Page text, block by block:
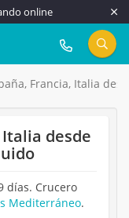
online
917 815 555
Francia, Italia
desde
días. Crucero
Mediterráneo.